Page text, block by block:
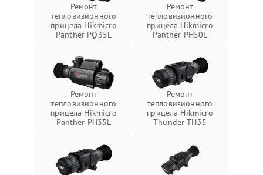
Ремонт
тепловизионного
прицела Hikmicro
Panther PQ35L
Ремонт
тепловизионного
прицела Hikmicro
Panther PH50L
Ремонт
тепловизионного
прицела Hikmicro
Panther PH35L
Ремонт
тепловизионного
прицела Hikmicro
Thunder TH35